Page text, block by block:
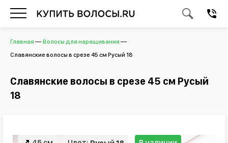
Главная
Волосы для наращивания
Славянские волосы в срезе 45 см Русый 18
Славянские волосы в срезе 45 см Русый
18